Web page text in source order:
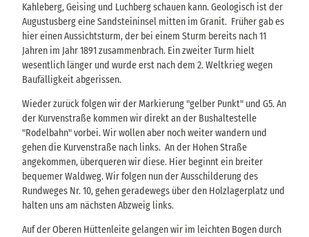
Kahleberg, Geising und Luchberg schauen kann. Geologisch ist der
Augustusberg eine Sandsteininsel mitten im Granit. Früher gab es
hier einen Aussichtsturm, der bei einem Sturm bereits nach 11
Jahren im Jahr 1891 zusammenbrach. Ein zweiter Turm hielt
wesentlich länger und wurde erst nach dem 2. Weltkrieg wegen
Baufälligkeit abgerissen.
Wieder zurück folgen wir der Markierung "gelber Punkt" und G5. An
der Kurvenstraße kommen wir direkt an der Bushaltestelle
"Rodelbahn" vorbei. Wir wollen aber noch weiter wandern und
gehen die Kurvenstraße nach links. An der Hohen Straße
angekommen, überqueren wir diese. Hier beginnt ein breiter
bequemer Waldweg. Wir folgen nun der Ausschilderung des
Rundweges Nr. 10, gehen geradewegs über den Holzlagerplatz und
halten uns am nächsten Abzweig links.
Auf der Oberen Hüttenleite gelangen wir im leichten Bogen durch